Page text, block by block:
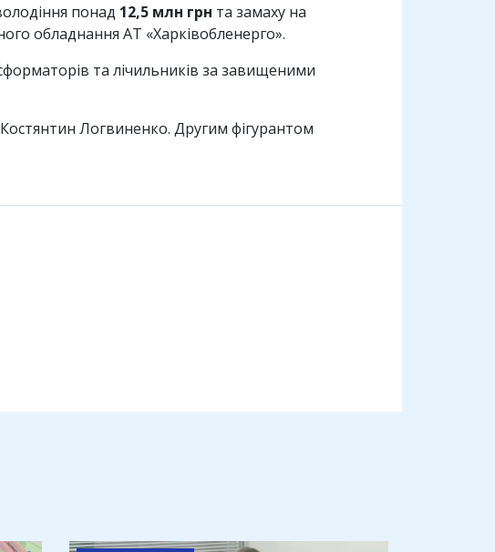
понад 12,5 млн грн та замаху на
обладнання АТ «Харківобленерго».
та лічильників за завищеними
Логвиненко. Другим фігурантом